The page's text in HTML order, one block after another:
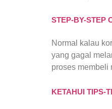
STEP-BY-STEP
Normal kalau
yang gagal
proses
KETAHUI TIPS-